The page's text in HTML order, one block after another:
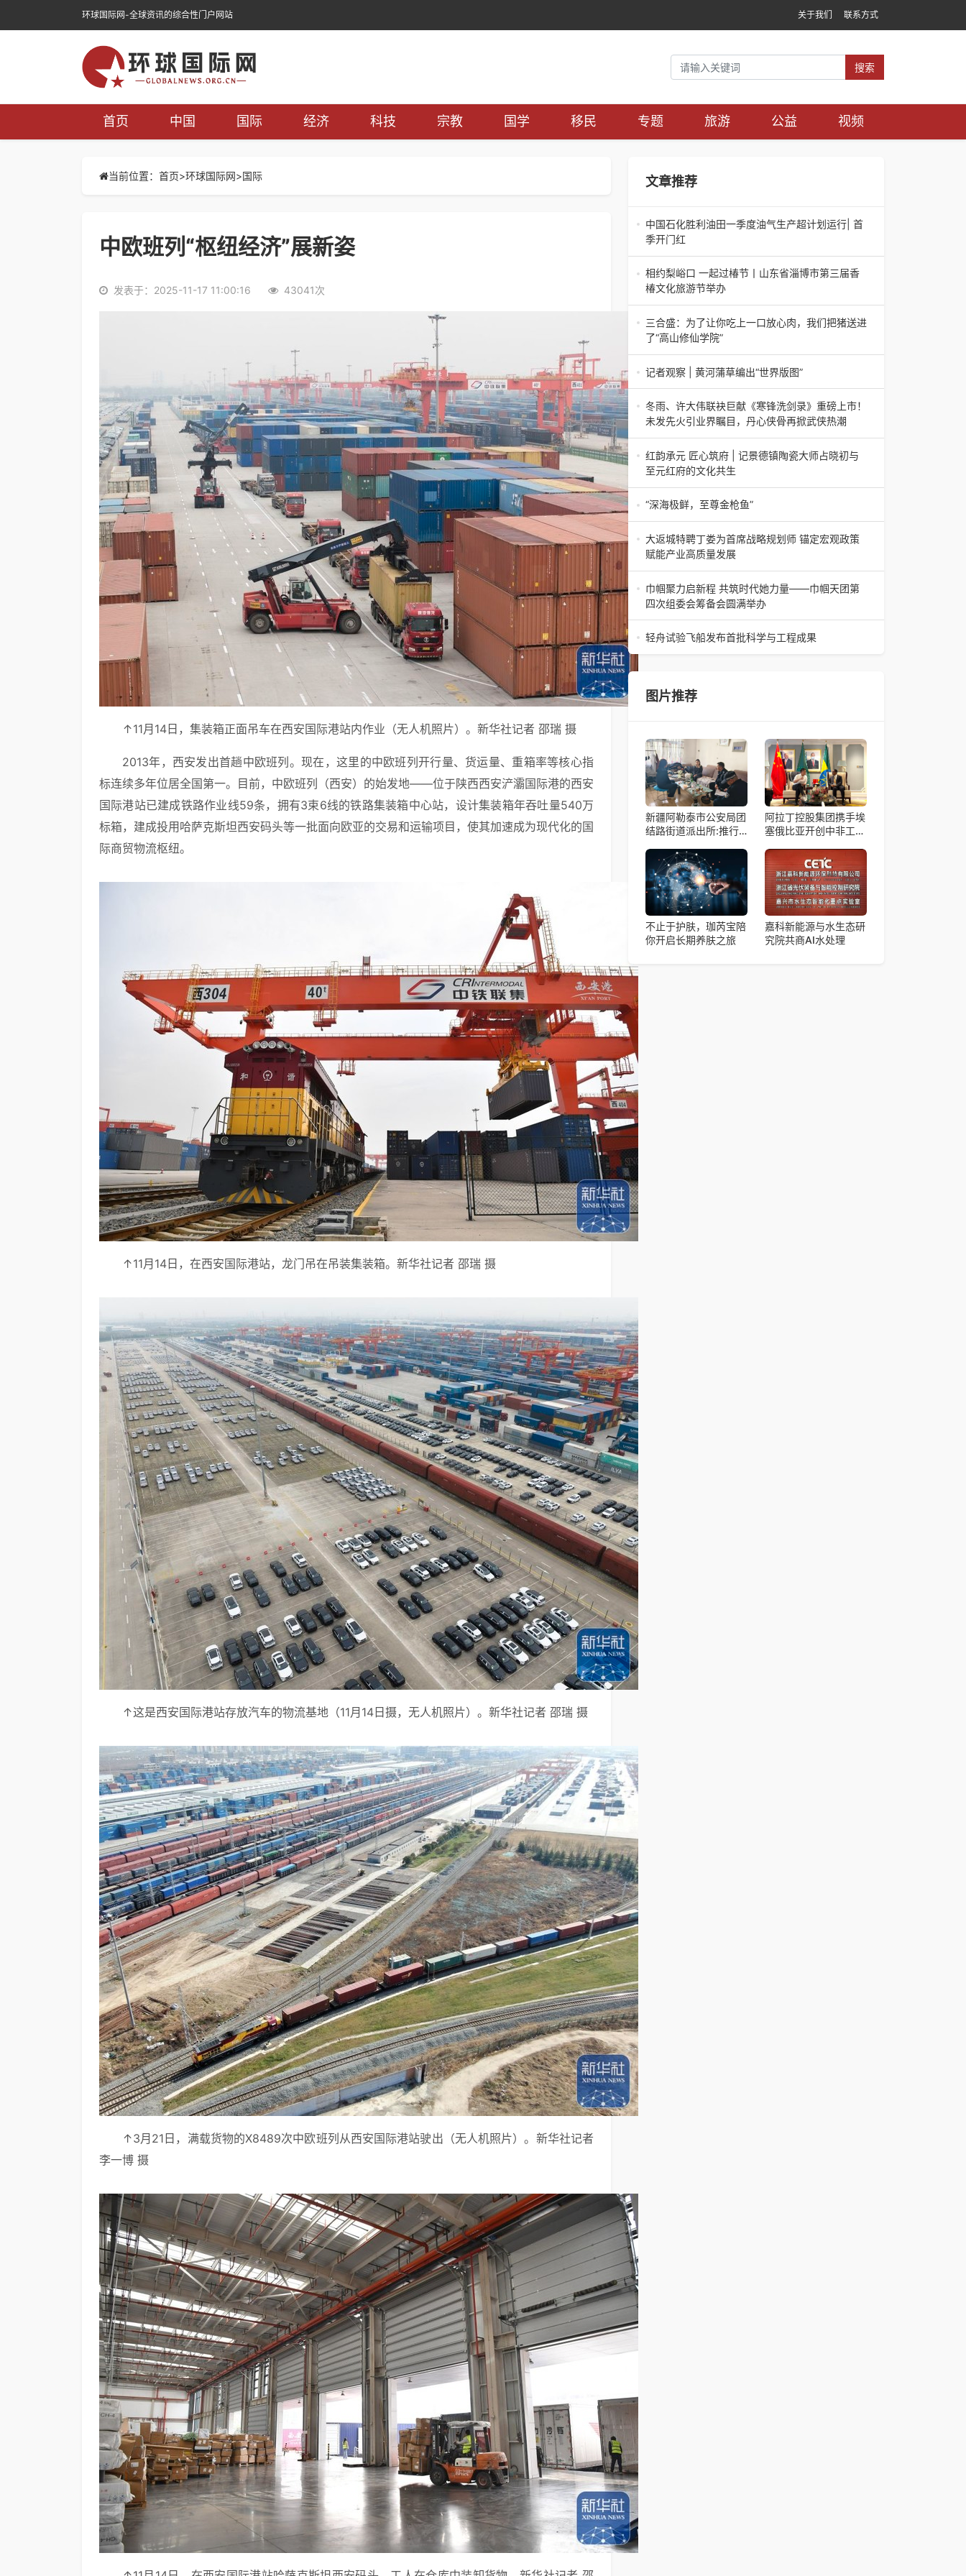
环球国际网-全球资讯的综合性门户网站 关于我们 联系方式
搜索
首页 中国 国际 经济 科技 宗教 国学 移民 专题 旅游 公益 视频
当前位置：首页>环球国际网>国际
中欧班列“枢纽经济”展新姿
发表于：2025-11-17 11:00:16 43041次
↑11月14日，集装箱正面吊车在西安国际港站内作业（无人机照片）。新华社记者 邵瑞 摄
2013年，西安发出首趟中欧班列。现在，这里的中欧班列开行量、货运量、重箱率等核心指
标连续多年位居全国第一。目前，中欧班列（西安）的始发地——位于陕西西安浐灞国际港的西安
国际港站已建成铁路作业线59条，拥有3束6线的铁路集装箱中心站，设计集装箱年吞吐量540万
标箱，建成投用哈萨克斯坦西安码头等一批面向欧亚的交易和运输项目，使其加速成为现代化的国
际商贸物流枢纽。
↑11月14日，在西安国际港站，龙门吊在吊装集装箱。新华社记者 邵瑞 摄
↑这是西安国际港站存放汽车的物流基地（11月14日摄，无人机照片）。新华社记者 邵瑞 摄
↑3月21日，满载货物的X8489次中欧班列从西安国际港站驶出（无人机照片）。新华社记者
李一博 摄
文章推荐
中国石化胜利油田一季度油气生产超计划运行| 首
季开门红
中国石化胜利油田一季度油气生产超计划运行| 首
季开门红济南电（记者 瑞夫 胜宣）2026年一季
度，中国石化胜利油田生产原油585.86万吨，天
相约梨峪口 一起过椿节丨山东省淄博市第三届香
椿文化旅游节举办
相约梨峪口 一起过椿节丨山东省淄博市第三届香
椿文化旅游节举办济南电（记者 瑞夫）4月18
日，山东省淄博市第三届香椿文化旅游节暨党建
三合盛：为了让你吃上一口放心肉，我们把猪送进
了“高山修仙学院”
三合盛：为了让你吃上一口放心肉，我们把猪送进
了“高山修仙学院”很多人问我，现在的生鲜赛道已
经卷成麻花了，为什么三合盛的“认养一头
记者观察 | 黄河蒲草编出“世界版图”
记者观察 | 黄河蒲草编出“世界版图”山东高青农妇
的30年“草根逆袭”路济南电（记者 瑞夫 王克军 郭
克烁）一根黄河滩上的蒲草，能走多
冬雨、许大伟联袂巨献《寒锋洗剑录》重磅上市！
未发先火引业界瞩目，丹心侠骨再掀武侠热潮
【新书首发】冬雨、许大伟联袂巨献《寒锋洗剑
录》重磅上市！未发先火引业界瞩目，丹心侠骨再
掀武侠热潮（文/梵可）近日，备受业界与读者双
红韵承元 匠心筑府 | 记景德镇陶瓷大师占晓初与
至元红府的文化共生
（中国晨报头条讯）景德镇的窑火，千年不熄，淬
炼出无数陶瓷瑰宝；元代釉里红的一抹艳红，穿越
“深海极鲜，至尊金枪鱼”
“深海极鲜，至尊金枪鱼”苏州吴中白金汉爵大酒店
蓝鳍金枪鱼开鱼品鉴仪式圆满落幕2026年4月17
日，江苏省苏州市吴中白金汉爵大酒店大
大返城特聘丁娄为首席战略规划师 锚定宏观政策
赋能产业高质量发展
2026年4月16日，大返城（浙江）科技有限公司
隆重举行签约仪式，正式特聘丁娄先生担任公司首
席战略规划师。此次强强联合，是大返城集团深度
巾帼聚力启新程 共筑时代她力量——巾帼天团第
四次组委会筹备会圆满举办
巾帼聚力启新程 共筑时代她力量——巾帼天团第
四次组委会筹备会圆满举办2026年4月15日，巾
轻舟试验飞船发布首批科学与工程成果
图片推荐
新疆阿勒泰市公安局团
结路街道派出所:推行
代“枫”景线
阿拉丁控股集团携手埃
塞俄比亚开创中非工业
不止于护肤，珈芮宝陪
你开启长期养肤之旅
嘉科新能源与水生态研
究院共商AI水处理